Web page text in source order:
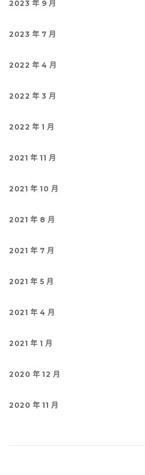
2023 年 9 月
2023 年 7 月
2022 年 4 月
2022 年 3 月
2022 年 1 月
2021 年 11 月
2021 年 10 月
2021 年 8 月
2021 年 7 月
2021 年 5 月
2021 年 4 月
2021 年 1 月
2020 年 12 月
2020 年 11 月